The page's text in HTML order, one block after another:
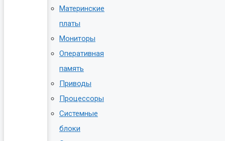
Материнские
платы
Мониторы
Оперативная
память
Приводы
Процессоры
Системные
блоки